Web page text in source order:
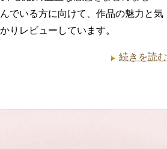
でいる方に向けて、作品の魅力と気
りレビューしています。
続きを読む